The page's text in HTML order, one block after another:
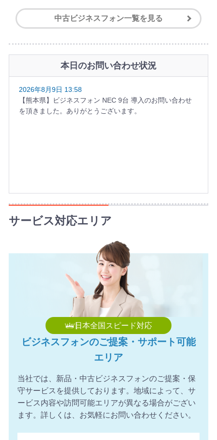
中古ビジネスフォン一覧を見る
本日のお問い合わせ状況
2026年8月9日 13:58
【熊本県】ビジネスフォン NEC 9台 導入のお問い合わせ
を頂きました。ありがとうございます。
サービス対応エリア
日本全国スピード対応
ビジネスフォンのご提案・サポート可能
エリア
当社では、新品・中古ビジネスフォンのご提案・保
守サービスを提供しております。地域によって、サ
ービス内容や訪問可能エリアが異なる場合がござい
ます。詳しくは、お気軽にお問い合わせください。